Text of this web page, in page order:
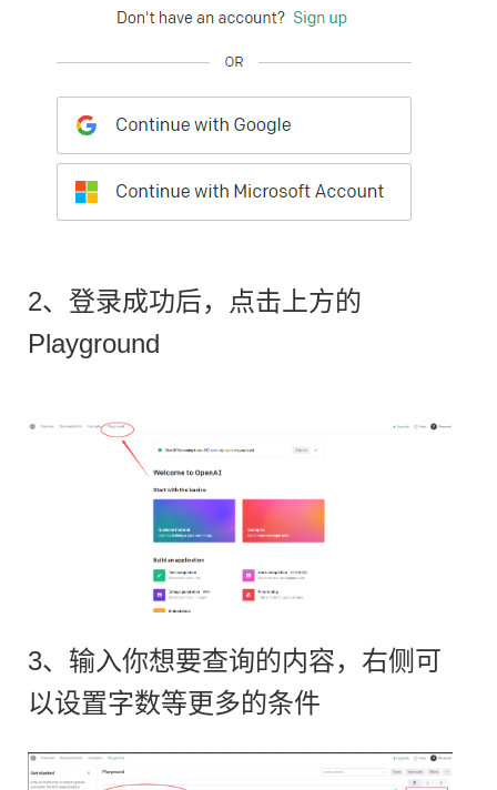
2、登录成功后，点击上方的
Playground
3、输入你想要查询的内容，右侧可
以设置字数等更多的条件